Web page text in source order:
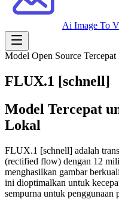
Ai Image To
Model Open Source Tercepat
FLUX.1 [schnell]
Model Tercepat
Lokal
FLUX.1 [schnell] adalah
(rectified flow) dengan 12
menghasilkan gambar
ini dioptimalkan untuk
sempurna untuk penggunaan